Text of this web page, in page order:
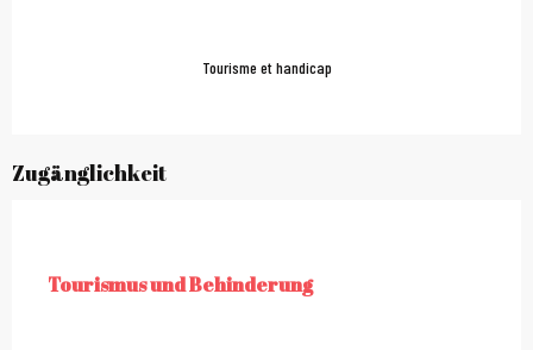
Tourisme et handicap
Zugänglichkeit
TOURISMUS UND BEHINDERUNG
Tourismus und Behinderung